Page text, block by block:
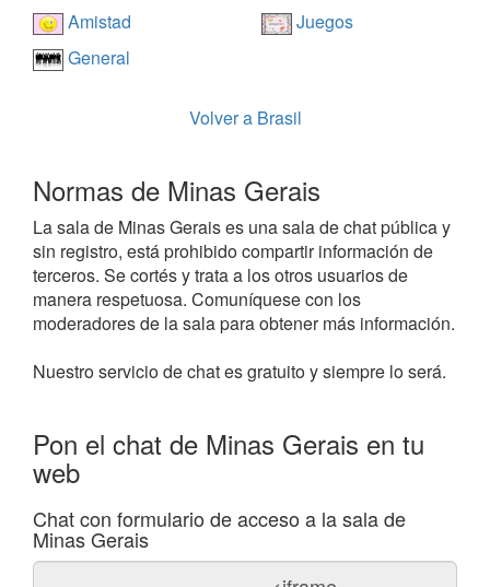
Amistad
Juegos
General
Volver a Brasil
Normas de Minas Gerais
La sala de Minas Gerais es una sala de chat pública y
sin registro, está prohibido compartir información de
terceros. Se cortés y trata a los otros usuarios de
manera respetuosa. Comuníquese con los
moderadores de la sala para obtener más información.
Nuestro servicio de chat es gratuito y siempre lo será.
Pon el chat de Minas Gerais en tu
web
Chat con formulario de acceso a la sala de
Minas Gerais
Código